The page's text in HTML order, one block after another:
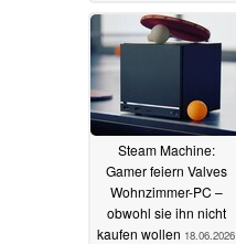
19.06.2026
Steam Machine:
Gamer feiern Valves
Wohnzimmer-PC –
obwohl sie ihn nicht
kaufen wollen 18.06.2026